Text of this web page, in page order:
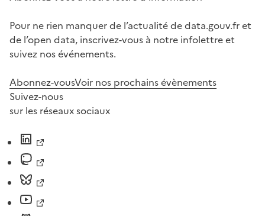
Pour ne rien manquer de l’actualité de data.gouv.fr et
de l’open data, inscrivez-vous à notre infolettre et
suivez nos événements.
Abonnez-vousVoir nos prochains évènements
Suivez-nous
sur les réseaux sociaux